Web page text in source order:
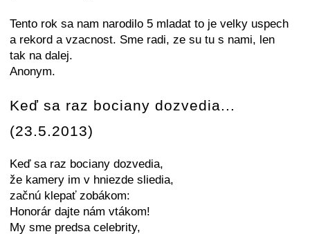
Tento rok sa nam narodilo 5 mladat to je velky uspech
a rekord a vzacnost. Sme radi, ze su tu s nami, len
tak na dalej.
Anonym.
Keď sa raz bociany dozvedia...
(23.5.2013)
Keď sa raz bociany dozvedia,
že kamery im v hniezde sliedia,
začnú klepať zobákom:
Honorár dajte nám vtákom!
My sme predsa celebrity,